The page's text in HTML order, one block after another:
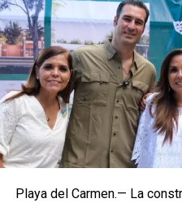
Playa del Carmen.— La